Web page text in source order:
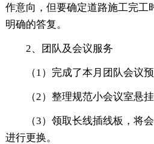
作意向，但要确定道路施工完工
明确的答复。
2、团队及会议服务
（1）完成了本月团队会议
（2）整理规范小会议室悬
（3）领取长线插线板，将
进行更换。